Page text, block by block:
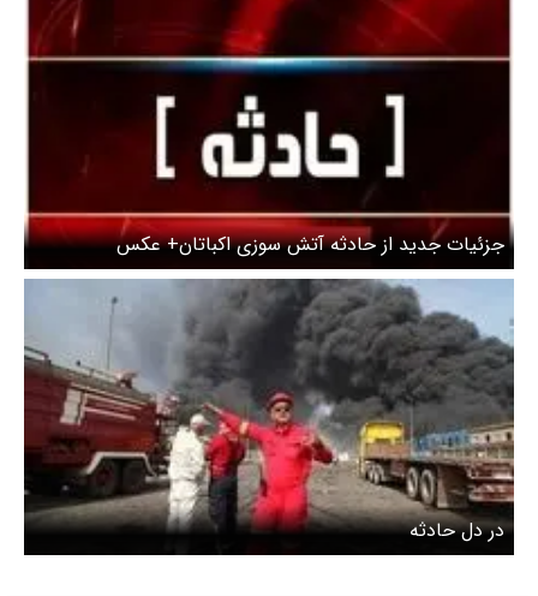
جزئیات جدید از حادثه آتش سوزی اکباتان+ عکس
در دل حادثه